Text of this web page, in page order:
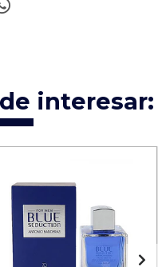
interesar: